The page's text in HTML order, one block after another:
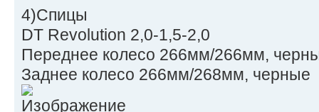
4)Спицы
DT Revolution 2,0-1,5-2,0
Переднее колесо 266мм/266мм,
Заднее колесо 266мм/268мм, черные